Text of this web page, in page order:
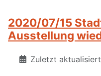
2020/07/15
Ausstellung
Zuletzt